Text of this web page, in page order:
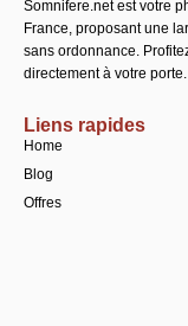
Somnifere.net est votre
France, proposant une
sans ordonnance.
directement à votre porte.
Liens rapides
Home
Blog
Offres